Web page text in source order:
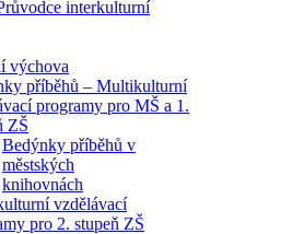
interkulturní
výchova
příběhů – Multikulturní
programy pro MŠ a 1.
ZŠ
Bedýnky příběhů v
městských
knihovnách
vzdělávací
pro 2. stupeň ZŠ